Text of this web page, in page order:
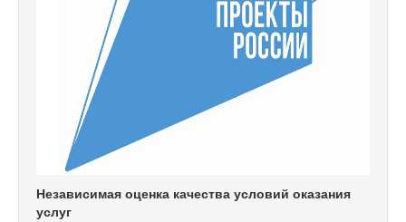
Независимая оценка качества условий оказания
услуг